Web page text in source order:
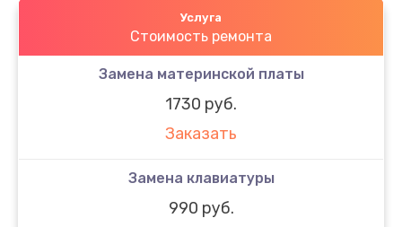
Услуга
Стоимость ремонта
Замена материнской платы
1730 руб.
Заказать
Замена клавиатуры
990 руб.